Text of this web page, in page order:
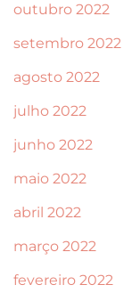
outubro 2022
setembro 2022
agosto 2022
julho 2022
junho 2022
maio 2022
abril 2022
março 2022
fevereiro 2022